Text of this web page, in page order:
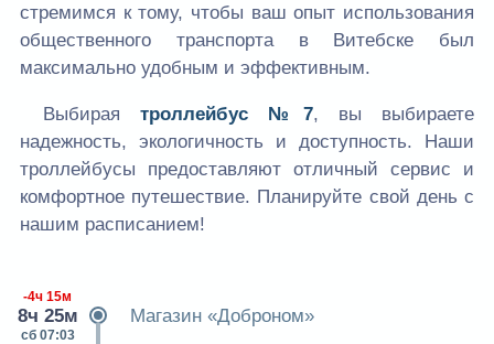
стремимся к тому, чтобы ваш опыт использования
общественного транспорта в Витебске был
максимально удобным и эффективным.
Выбираятроллейбус №7, вы выбираете
надежность, экологичность и доступность. Наши
троллейбусы предоставляют отличный сервис и
комфортное путешествие. Планируйте свой день с
нашим расписанием!
-4ч 15м
8ч 25м
сб 07:03
Магазин «Доброном»